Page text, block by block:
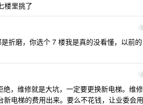
楼里挑了
2
折磨，你选个 7 楼我是真的没看懂，以前的
3
，维修就是大坑，一定要更换新电梯。维修
电梯的费用出来。要么不花钱，让业委会用